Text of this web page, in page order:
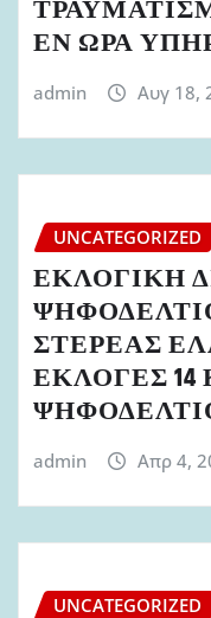
ΕΝ ΩΡΑ
admin Αυγ 18,
UNCATEGORIZED
ΕΚΛΟΓΙΚΗ
ΣΤΕΡΕΑΣ
ΕΚΛΟΓΕΣ 14
admin Απρ 4,
UNCATEGORIZED